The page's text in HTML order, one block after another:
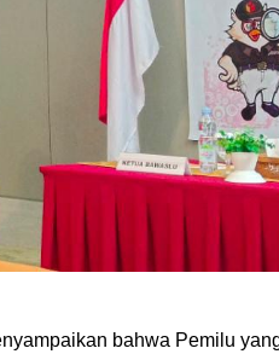
bahwa Pemilu